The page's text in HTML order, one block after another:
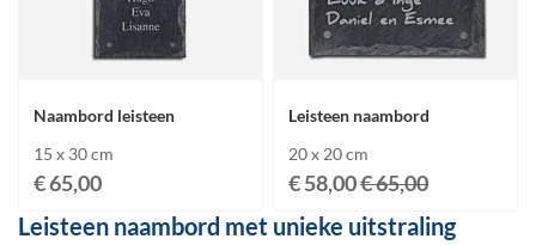
Naambord leisteen
15 x 30 cm
€ 65,00
Leisteen naambord
20 x 20 cm
€ 58,00€ 65,00
Leisteen naambord met unieke uitstraling